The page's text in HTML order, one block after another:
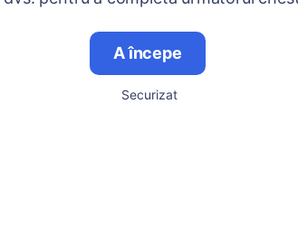
A începe
Securizat